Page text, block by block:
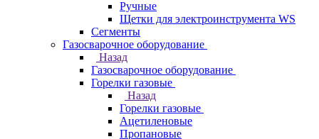
Ручные
Щетки для электроинструмента WS
Сегменты
Газосварочное оборудование
Назад
Газосварочное оборудование
Горелки газовые
Назад
Горелки газовые
Ацетиленовые
Пропановые